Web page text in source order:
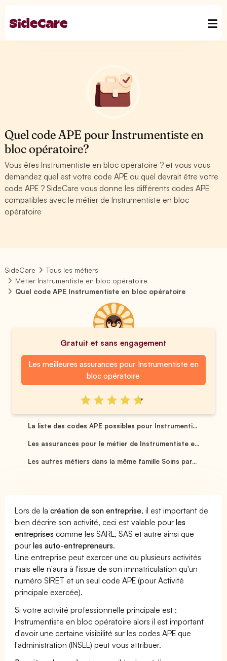
Quel code APE pour Instrumentiste en
bloc opératoire?
Vous êtes Instrumentiste en bloc opératoire ? et vous vous
demandez quel est votre code APE ou quel devrait être votre
code APE ? SideCare vous donne les différents codes APE
compatibles avec le métier de Instrumentiste en bloc
opératoire
SideCare
Tous les métiers
Métier Instrumentiste en bloc opératoire
Quel code APE Instrumentiste en bloc opératoire
Gratuit et sans engagement
Les meilleures assurances pour Instrumentiste en
bloc opératoire
La liste des codes APE possibles pour Instrumenti...
Les assurances pour le métier de Instrumentiste e...
Les autres métiers dans la même famille Soins par...
Lors de lacréation de son entreprise, il est important de
bien décrire son activité, ceci est valable pourles
entreprises comme les SARL, SAS et autre ainsi que
pourles auto-entrepreneurs.
Une entreprise peut exercer une ou plusieurs activités
mais elle n'aura à l'issue de son immatriculation qu'un
numéro SIRET et un seul code APE (pour Activité
principale exercée).
Si votre activité professionnelle principale est :
Instrumentiste en bloc opératoire alors il est important
d'avoir une certaine visibilité sur les codes APE que
l'administration (INSEE) peut vous attribuer.